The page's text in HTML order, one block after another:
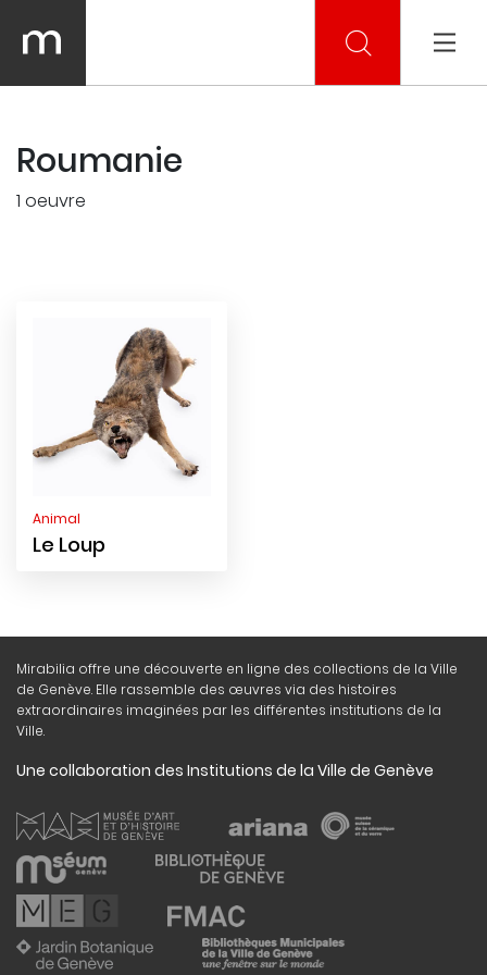
Roumanie
1 oeuvre
Animal
Le Loup
Mirabilia offre une découverte en ligne des collections de la Ville
de Genève. Elle rassemble des œuvres via des histoires
extraordinaires imaginées par les différentes institutions de la
Ville.
Une collaboration des Institutions de la Ville de Genève